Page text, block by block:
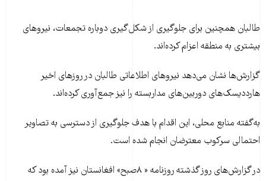
طالبان همچنین برای جلوگیری از شکل‌گیری دوباره تجمعات، نیروهای
بیشتری به منطقه اعزام کرده‌اند.
گزارش‌ها نشان می‌دهد نیروهای اطلاعاتی طالبان در روزهای اخیر
هارددیسک‌های دوربین‌های مداربسته را نیز جمع‌آوری کرده‌اند.
به‌گفته منابع محلی، این اقدام با هدف جلوگیری از دسترسی به تصاویر
احتمالی سرکوب معترضان انجام شده است.
در گزارش‌های روز گذشته روزنامه « ۸صبح» افغانستان نیز آمده بود که